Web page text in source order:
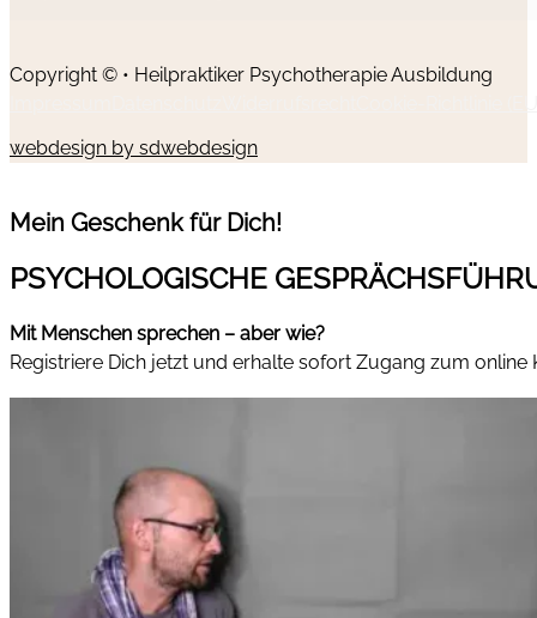
Copyright © • Heilpraktiker Psychotherapie Ausbildung
webdesign by sdwebdesign
Mein Geschenk für Dich!
PSYCHOLOGISCHE
Mit Menschen sprechen – aber wie?
Registriere Dich jetzt und erhalte sofort Zugang zum online